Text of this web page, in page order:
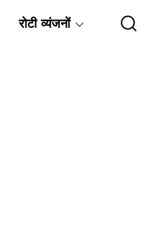
रोटी व्यंजनों